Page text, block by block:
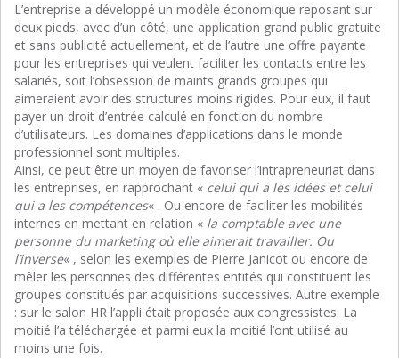
L’entreprise a développé un modèle économique reposant sur
deux pieds, avec d’un côté, une application grand public gratuite
et sans publicité actuellement, et de l’autre une offre payante
pour les entreprises qui veulent faciliter les contacts entre les
salariés, soit l’obsession de maints grands groupes qui
aimeraient avoir des structures moins rigides. Pour eux, il faut
payer un droit d’entrée calculé en fonction du nombre
d’utilisateurs. Les domaines d’applications dans le monde
professionnel sont multiples.
Ainsi, ce peut être un moyen de favoriser l’intrapreneuriat dans
les entreprises, en rapprochant « celui qui a les idées et celui
qui a les compétences« . Ou encore de faciliter les mobilités
internes en mettant en relation « la comptable avec une
personne du marketing où elle aimerait travailler. Ou
l’inverse« , selon les exemples de Pierre Janicot ou encore de
mêler les personnes des différentes entités qui constituent les
groupes constitués par acquisitions successives. Autre exemple
: sur le salon HR l’appli était proposée aux congressistes. La
moitié l’a téléchargée et parmi eux la moitié l’ont utilisé au
moins une fois.